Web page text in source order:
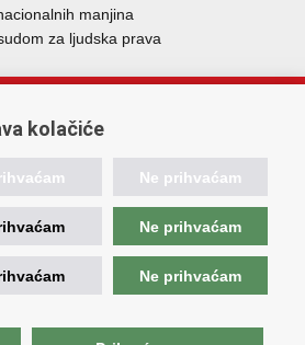
manjina
za ljudska prava
kolačiće
Ne prihvaćam
Ne prihvaćam
Ne prihvaćam